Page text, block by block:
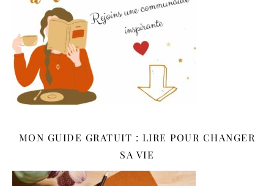
MON GUIDE GRATUIT : LIRE POUR CHANGER
SA VIE